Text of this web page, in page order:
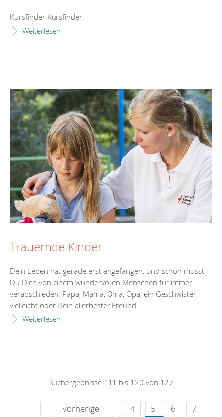
Kursfinder Kursfinder
Weiterlesen
Trauernde Kinder
Dein Leben hat gerade erst angefangen, und schon musst
Du Dich von einem wundervollen Menschen für immer
verabschieden. Papa, Mama, Oma, Opa, ein Geschwister
vielleicht oder Dein allerbester Freund...
Weiterlesen
Suchergebnisse 111 bis 120 von 127
vorherige 4 5 6
7